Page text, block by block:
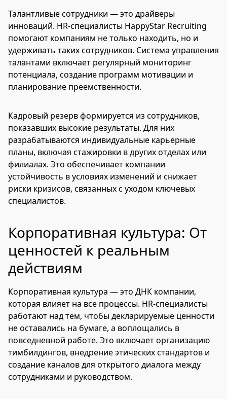
Талантливые сотрудники — это драйверы
инноваций. HR-специалисты HappyStar Recruiting
помогают компаниям не только находить, но и
удерживать таких сотрудников. Система управления
талантами включает регулярный мониторинг
потенциала, создание программ мотивации и
планирование преемственности.
Кадровый резерв формируется из сотрудников,
показавших высокие результаты. Для них
разрабатываются индивидуальные карьерные
планы, включая стажировки в других отделах или
филиалах. Это обеспечивает компании
устойчивость в условиях изменений и снижает
риски кризисов, связанных с уходом ключевых
специалистов.
Корпоративная культура: От
ценностей к реальным
действиям
Корпоративная культура — это ДНК компании,
которая влияет на все процессы. HR-специалисты
работают над тем, чтобы декларируемые ценности
не оставались на бумаге, а воплощались в
повседневной работе. Это включает организацию
тимбилдингов, внедрение этических стандартов и
создание каналов для открытого диалога между
сотрудниками и руководством.